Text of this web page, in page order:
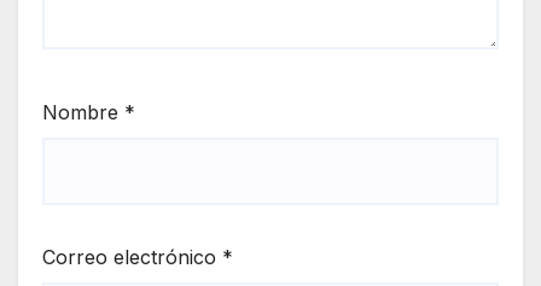
Nombre *
Correo electrónico *